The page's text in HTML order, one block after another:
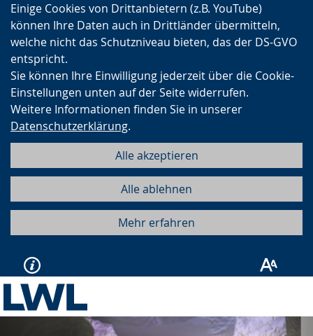
Einige Cookies von Drittanbietern (z.B. YouTube)
können Ihre Daten auch in Drittländer übermitteln,
welche nicht das Schutzniveau bieten, das der DS-GVO
entspricht.
Sie können Ihre Einwilligung jederzeit über die Cookie-
Einstellungen unten auf der Seite widerrufen.
Weitere Informationen finden Sie in unserer
Datenschutzerklärung.
Alle akzeptieren
Alle ablehnen
Mehr erfahren
Vorherige